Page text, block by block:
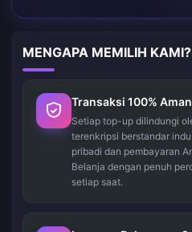
MENGAPA MEMILIH KAMI?
Transaksi 100%
Setiap top-up dilindungi
terenkripsi berstandar
pribadi dan pembayaran
Belanja dengan penuh
setiap saat.